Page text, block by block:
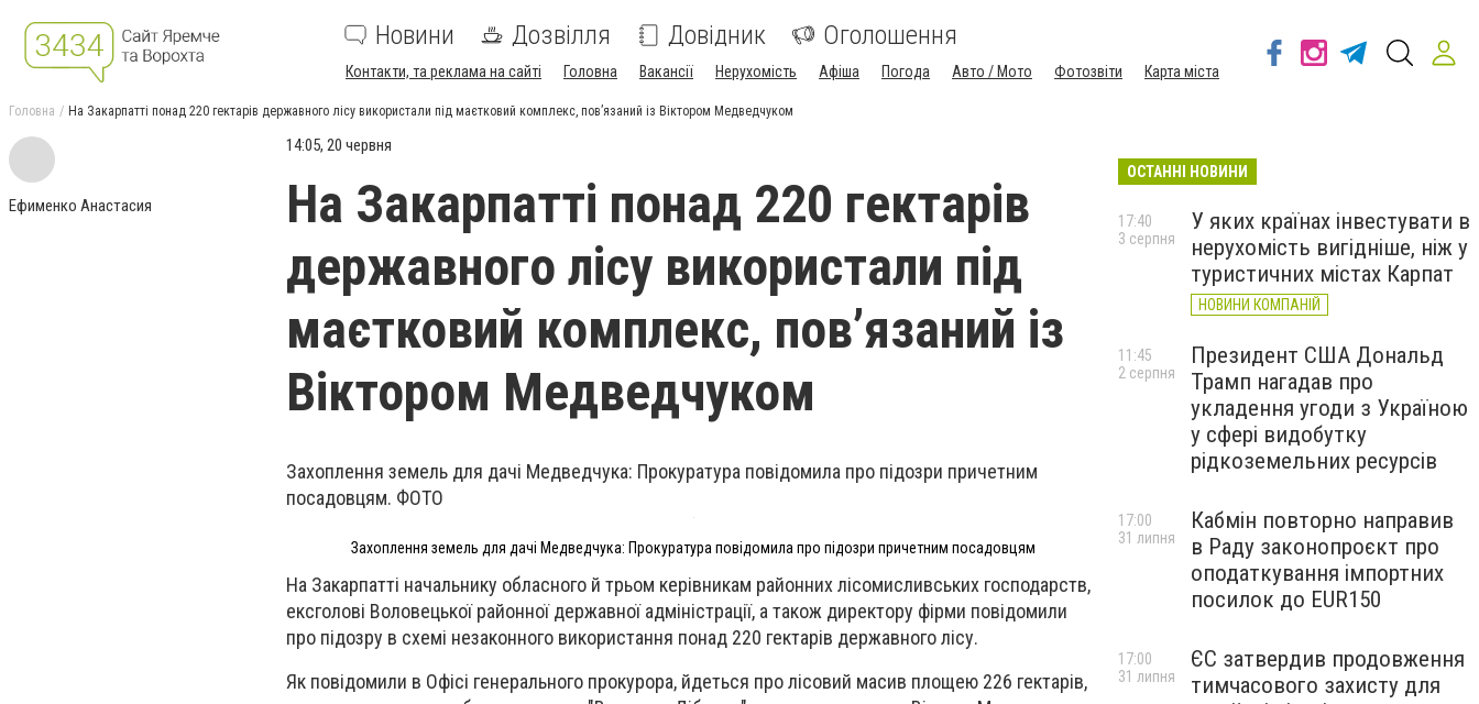
Новини Дозвілля Довідник Оголошення
Контакти, та реклама на сайті Головна Вакансії Нерухомість Афіша Погода Авто / Мото Фотозвіти Карта міста
Головна На Закарпатті понад 220 гектарів державного лісу використали під маєтковий комплекс, пов’язаний із Віктором Медведчуком
Ефименко Анастасия
14:05, 20 червня
На Закарпатті понад 220 гектарів
державного лісу використали під
маєтковий комплекс, пов’язаний із
Віктором Медведчуком
Захоплення земель для дачі Медведчука: Прокуратура повідомила про підозри причетним
посадовцям. ФОТО
Захоплення земель для дачі Медведчука: Прокуратура повідомила про підозри причетним посадовцям
На Закарпатті начальнику обласного й трьом керівникам районних лісомисливських господарств,
ексголові Воловецької районної державної адміністрації, а також директору фірми повідомили
про підозру в схемі незаконного використання понад 220 гектарів державного лісу.
Як повідомили в Офісі генерального прокурора, йдеться про лісовий масив площею 226 гектарів,
ОСТАННІ НОВИНИ
У яких країнах інвестувати в
нерухомість вигідніше, ніж у
туристичних містах Карпат
НОВИНИ КОМПАНІЙ
17:40
3 серпня
Президент США Дональд
Трамп нагадав про
укладення угоди з Україною
у сфері видобутку
рідкоземельних ресурсів
11:45
2 серпня
Кабмін повторно направив
в Раду законопроєкт про
оподаткування імпортних
посилок до EUR150
17:00
31 липня
ЄС затвердив продовження
тимчасового захисту для
17:00
31 липня